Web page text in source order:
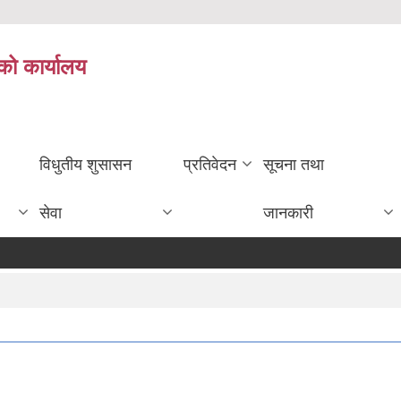
कार्यालय
विधुतीय शुसासन
सेवा
प्रतिवेदन सूचना तथा
जानकारी